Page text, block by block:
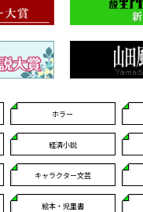
ホラー
経済小説
キャラクター文芸
絵本・児童書